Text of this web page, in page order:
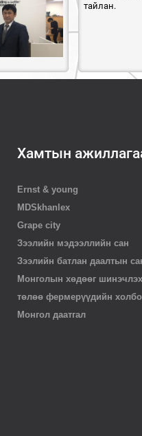
тайлан.
Хамтын
Ernst & young
MDSkhanlex
Grape city
Зээлийн мэдээллийн сан
Зээлийн батлан даалтын
Монголын хөдөөг
төлөө фермерүүдийн
Монгол даатгал